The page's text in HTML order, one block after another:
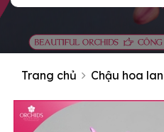
Trang chủ Chậu hoa